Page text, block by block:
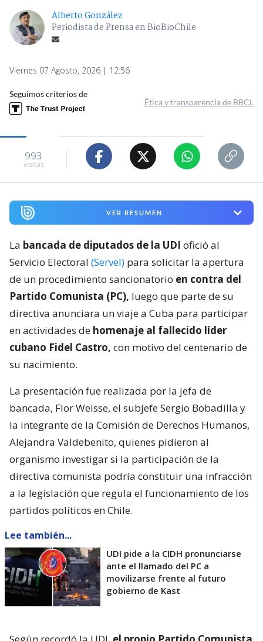
Alberto González
Periodista de Prensa en BioBioChile
Viernes 07 Agosto, 2026 | 12:56
Seguimos criterios de
Ética y transparencia de BBCL
993
visitas
VER RESUMEN
La bancada de diputados de la UDI ofició al
Servicio Electoral (Servel) para solicitar la apertura
de un procedimiento sancionatorio en contra del
Partido Comunista (PC), luego que parte de su
directiva anunciara un viaje a Cuba para participar
en actividades de homenaje al fallecido líder
cubano Fidel Castro, con motivo del centenario de
su nacimiento.
La presentación fue realizada por la jefa de
bancada, Flor Weisse, el subjefe Sergio Bobadilla y
la integrante de la Comisión de Derechos Humanos,
Alejandra Valdebenito, quienes pidieron al
organismo investigar si la participación de la
directiva comunista podría constituir una infracción
a la legislación que regula el funcionamiento de los
partidos políticos en Chile.
Lee también...
UDI pide a la CIDH pronunciarse
ante el llamado del PC a
movilizarse frente al futuro
gobierno de Kast